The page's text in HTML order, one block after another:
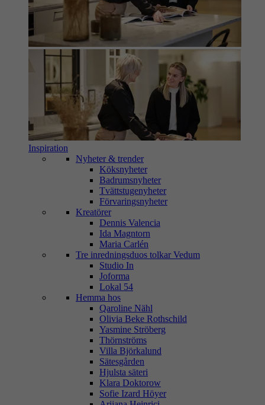
Inspiration
Nyheter & trender
Köksnyheter
Badrumsnyheter
Tvättstugenyheter
Förvaringsnyheter
Kreatörer
Dennis Valencia
Ida Magntorn
Maria Carlén
Tre inredningsduos tolkar Vedum
Studio In
Joforma
Lokal 54
Hemma hos
Qaroline Nähl
Olivia Beke Rothschild
Yasmine Ströberg
Thörnströms
Villa Björkalund
Sätesgården
Hjulsta säteri
Klara Doktorow
Sofie Izard Höyer